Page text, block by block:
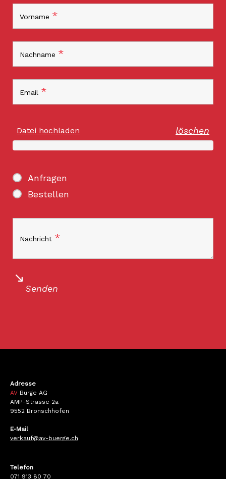
Vorname *
Nachname *
Email *
Datei hochladen löschen
Anfragen
Bestellen
Nachricht *
Adresse
AV Bürge AG
AMP-Strasse 2a
9552 Bronschhofen
E-Mail
verkauf@av-buerge.ch
Telefon
071 913 80 70